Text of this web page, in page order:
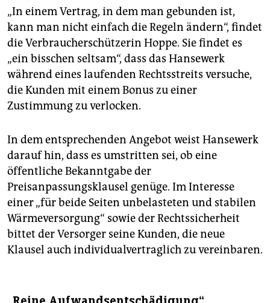
„In einem Vertrag, in dem man gebunden ist,
kann man nicht einfach die Regeln ändern“, findet
die Verbraucherschützerin Hoppe. Sie findet es
„ein bisschen seltsam“, dass das Hansewerk
während eines laufenden Rechtsstreits versuche,
die Kunden mit einem Bonus zu einer
Zustimmung zu verlocken.
In dem entsprechenden Angebot weist Hansewerk
darauf hin, dass es umstritten sei, ob eine
öffentliche Bekanntgabe der
Preisanpassungsklausel genüge. Im Interesse
einer „für beide Seiten unbelasteten und stabilen
Wärmeversorgung“ sowie der Rechtssicherheit
bittet der Versorger seine Kunden, die neue
Klausel auch individualvertraglich zu vereinbaren.